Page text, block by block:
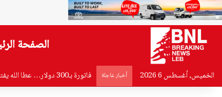
الصفحة
الخميس, أغسطس 6 2026 أخبار عاجلة فاتورة بـ300 دولار… عطا الله يفتح النار على وعود الكهرباء